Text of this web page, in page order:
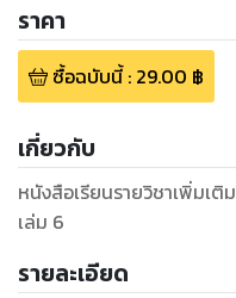
ราคา
ซื้อฉบับนี้: 29.00 ฿
เกี่ยวกับ
หนังสือเรียนรายวิชาเพิ่มเติ
เล่ม 6
รายละเอียด